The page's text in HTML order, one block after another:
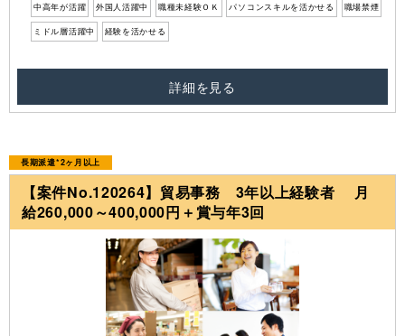
中高年が活躍 外国人活躍中 職種未経験ＯＫ パソコンスキルを活かせる 職場禁煙
ミドル層活躍中 経験を活かせる
詳細を見る
長期派遣*2ヶ月以上
【案件No.120264】貿易事務 3年以上経験者 月
給260,000～400,000円＋賞与年3回